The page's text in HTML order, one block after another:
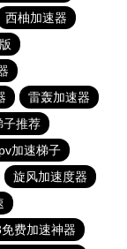
西柚加速器
雷轰加速器
子推荐
加速梯子
旋风加速度器
费加速神器